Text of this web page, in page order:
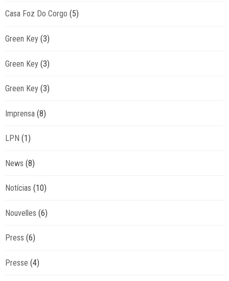
Casa Foz Do Corgo (5)
Green Key (3)
Green Key (3)
Green Key (3)
Imprensa (8)
LPN (1)
News (8)
Notícias (10)
Nouvelles (6)
Press (6)
Presse (4)